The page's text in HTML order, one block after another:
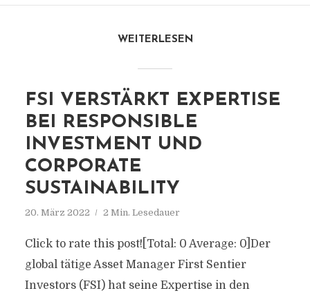
WEITERLESEN
FSI VERSTÄRKT EXPERTISE
BEI RESPONSIBLE
INVESTMENT UND
CORPORATE
SUSTAINABILITY
20. März 2022 2 Min. Lesedauer
Click to rate this post![Total: 0 Average: 0]Der
global tätige Asset Manager First Sentier
Investors (FSI) hat seine Expertise in den